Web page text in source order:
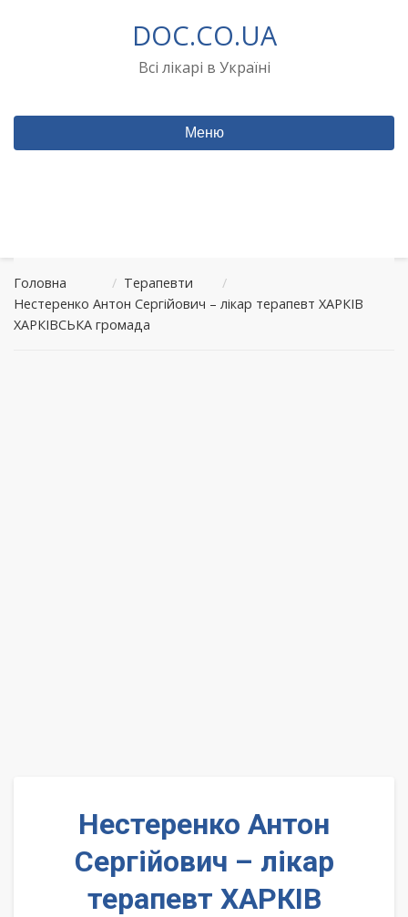
DOC.CO.UA
Всі лікарі в Україні
Меню
Головна / Терапевти
/
Нестеренко Антон Сергійович – лікар терапевт ХАРКІВ
ХАРКІВСЬКА громада
Нестеренко Антон
Сергійович – лікар
терапевт ХАРКІВ